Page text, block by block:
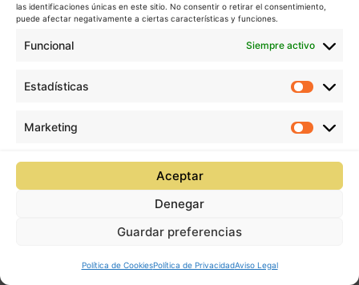
las identificaciones únicas en este sitio. No consentir o retirar el consentimiento,
puede afectar negativamente a ciertas características y funciones.
Funcional Siempre activo
Estadísticas
Marketing
Aceptar
Denegar
Guardar preferencias
Política de CookiesPolítica de PrivacidadAviso Legal